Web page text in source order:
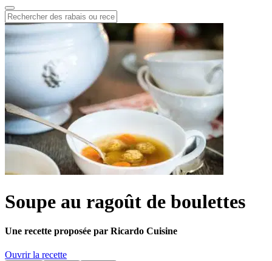
Soupe au ragoût de boulettes
Une recette proposée par Ricardo Cuisine
Ouvrir la recette